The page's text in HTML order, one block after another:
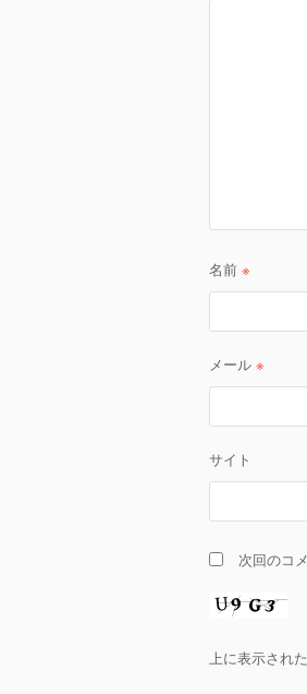
シ
名前 ※
メール ※
サイト
次回のコ
上に表示され